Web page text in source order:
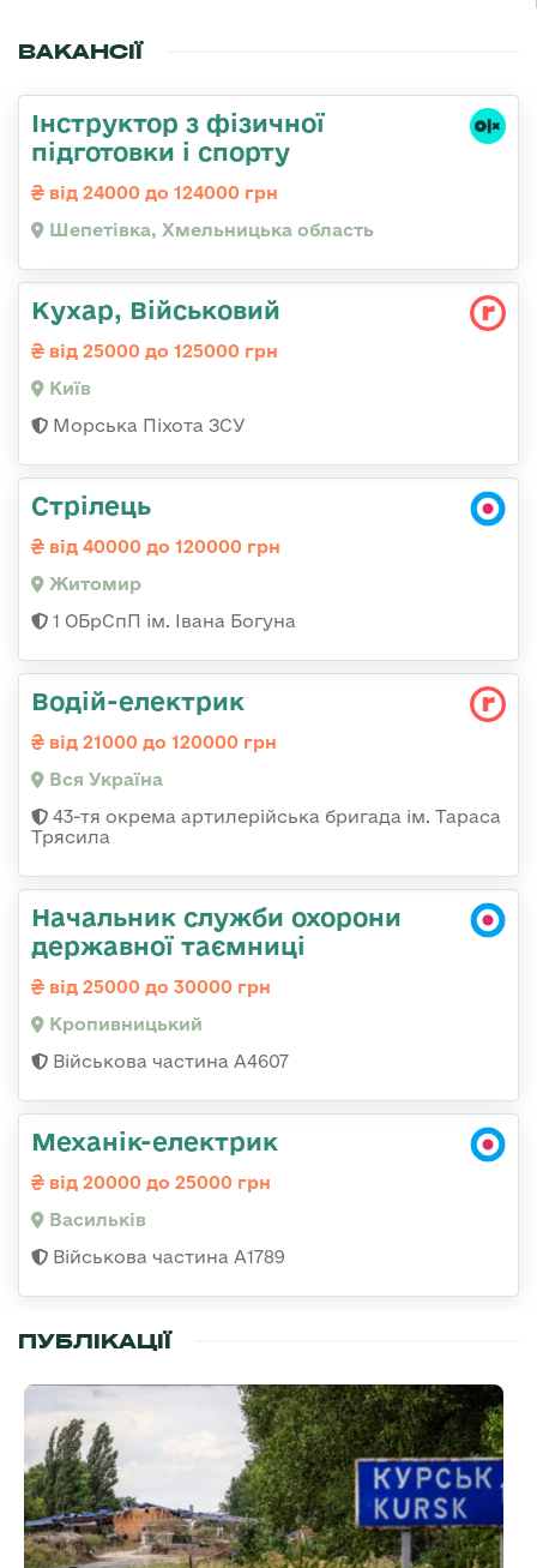
ВАКАНСІЇ
Інструктор з фізичної
підготовки і спорту
від 24000 до 124000 грн
Шепетівка, Хмельницька область
Кухар, Військовий
від 25000 до 125000 грн
Київ
Морська Піхота ЗСУ
Стрілець
від 40000 до 120000 грн
Житомир
1 ОБрСпП ім. Івана Богуна
Водій-електрик
від 21000 до 120000 грн
Вся Україна
43-тя окрема артилерійська бригада ім. Тараса
Трясила
Начальник служби охорони
державної таємниці
від 25000 до 30000 грн
Кропивницький
Військова частина А4607
Механік-електрик
від 20000 до 25000 грн
Васильків
Військова частина А1789
ПУБЛІКАЦІЇ